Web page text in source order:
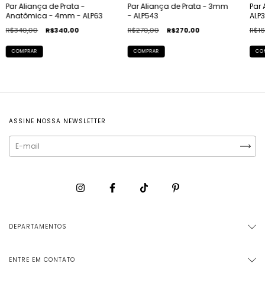
Par Aliança de Prata -
Anatômica - 4mm - ALP63
R$340,00 R$340,00
Par Aliança de Prata - 3mm
- ALP543
R$270,00 R$270,00
Par
ASSINE NOSSA NEWSLETTER
DEPARTAMENTOS
ENTRE EM CONTATO